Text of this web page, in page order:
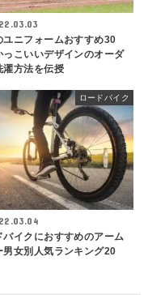
ユニフォームおすすめ30
っこいいデザインのオーダ
濯方法を伝授
ロードバイク
バイクにおすすめのアーム
男女別人気ランキング20